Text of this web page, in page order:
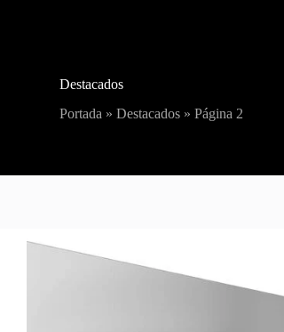
Destacados
Portada »Destacados »Página 2